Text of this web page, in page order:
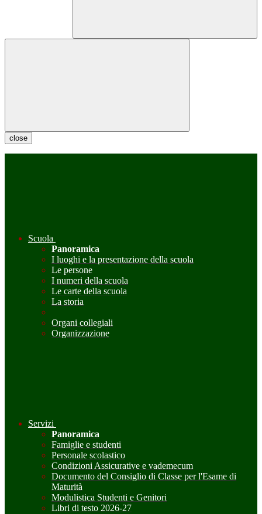
close
Scuola
Panoramica
I luoghi e la presentazione della scuola
Le persone
I numeri della scuola
Le carte della scuola
La storia
Organi collegiali
Organizzazione
Servizi
Panoramica
Famiglie e studenti
Personale scolastico
Condizioni Assicurative e vademecum
Documento del Consiglio di Classe per l'Esame di
Maturità
Modulistica Studenti e Genitori
Libri di testo 2026-27